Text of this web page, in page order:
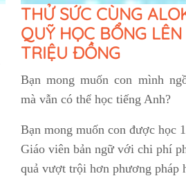
THỬ SỨC CÙNG
QUỸ HỌC BỔNG
TRIỆU ĐỒNG
Bạn mong muốn con mình
mà vẫn có thể học tiếng Anh?
Bạn mong muốn con được học
Giáo viên bản ngữ với chi phí
quả vượt trội hơn phương pháp